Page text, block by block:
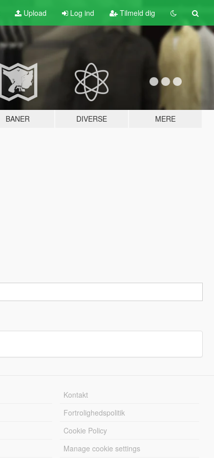
Upload Log ind Tilmeld dig
BANER DIVERSE MERE
Kontakt
Fortrolighedspolitik
Cookie Policy
Manage cookie settings